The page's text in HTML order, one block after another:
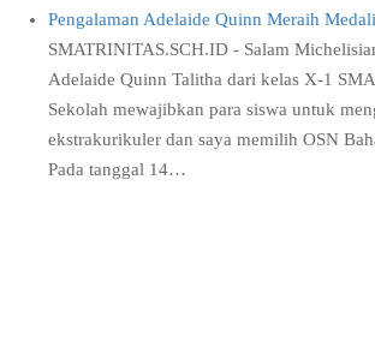
Pengalaman Adelaide Quinn Meraih
SMATRINITAS.SCH.ID - Salam
Adelaide Quinn Talitha dari kelas X-1
Sekolah mewajibkan para siswa untuk
ekstrakurikuler dan saya memilih OSN
Pada tanggal 14…